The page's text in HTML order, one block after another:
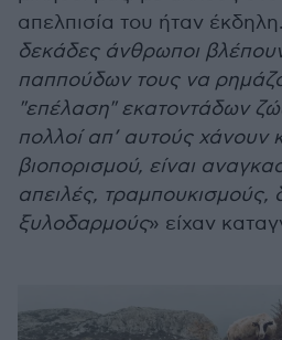
απελπισία του ήταν
δεκάδες άνθρωποι
παππούδων τους να
"επέλαση" εκατοντάδων
πολλοί απ’ αυτούς χάνουν
βιοπορισμού, είναι
απειλές, τραμπουκισμούς,
ξυλοδαρμούς» είχαν